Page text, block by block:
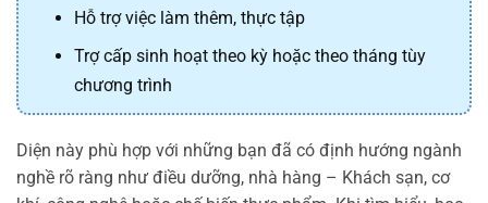
Hỗ trợ việc làm thêm, thực tập
Trợ cấp sinh hoạt theo kỳ hoặc theo tháng tùy
chương trình
Diện này phù hợp với những bạn đã có định hướng ngành
nghề rõ ràng như điều dưỡng, nhà hàng – Khách sạn, cơ